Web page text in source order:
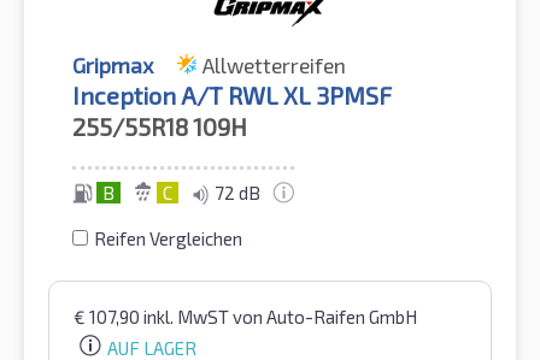
Gripmax Allwetterreifen
Inception A/T RWL XL 3PMSF
255/55R18109H
B C 72 dB
Reifen Vergleichen
€ 107,90 inkl. MwSTvon Auto-Raifen GmbH
AUF LAGER